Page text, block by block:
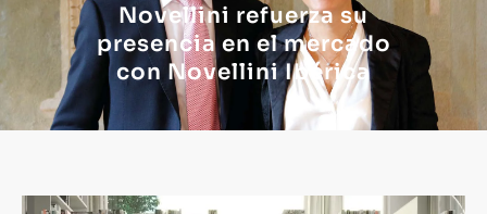
Novellini refuerza su
presencia en el mercado
con Novellini Ibérica